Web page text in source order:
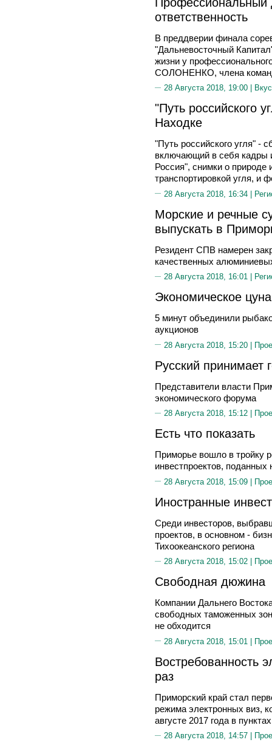
ответственность
В преддверии финала
"Дальневосточный
жизни у
СОЛОНЕНКО, члена
28 Августа 2018, 19:00 |
"Путь российского
Находке
"Путь российского угля" -
включающий в себя кадры
Россия", снимки о природе
транспортировкой угля, и
28 Августа 2018, 16:34 |
Морские и речные
выпускать в
Резидент СПВ намерен
качественных
28 Августа 2018, 16:01 |
Экономическое
5 минут объединили
аукционов
28 Августа 2018, 15:20 |
Русский принимает
Представители власти
экономического форума
28 Августа 2018, 15:12 |
Есть что показать
Приморье вошло в тройку
инвестпроектов,
28 Августа 2018, 15:09 |
Иностранные
Среди инвесторов,
проектов, в основном -
Тихоокеанского региона
28 Августа 2018, 15:02 |
Свободная дюжина
Компании Дальнего
свободных таможенных
не обходится
28 Августа 2018, 15:01 |
Востребованность
раз
Приморский край стал
режима электронных виз,
августе 2017 года в
28 Августа 2018, 14:57 |